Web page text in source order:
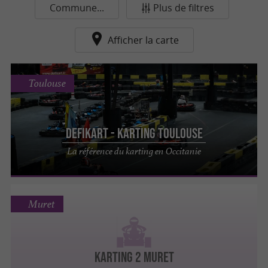
Commune... Plus de filtres
Afficher la carte
DefiKart - Karting Toulouse
La référence du karting en Occitanie
Toulouse
KARTING 2 MURET
Muret